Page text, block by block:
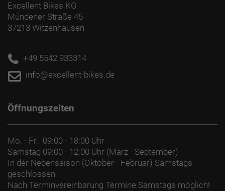
Excellent Bikes KG
Mündener Straße 45
37213 Witzenhausen
+49 5542 933314
info@excellent-bikes.de
Öffnungszeiten
Mo. - Fr. 09:00 - 18:00 Uhr
Samstag 09:00 - 12:00 Uhr (März - September)
In der Nebensaison (Oktober - Februar) Samstags
geschlossen
Nach Terminvereinbarung Termine Samstags möglich!